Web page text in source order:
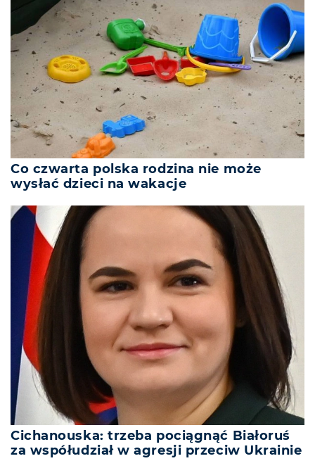
Co czwarta polska rodzina nie może
wysłać dzieci na wakacje
Cichanouska: trzeba pociągnąć Białoruś
za współudział w agresji przeciw Ukrainie